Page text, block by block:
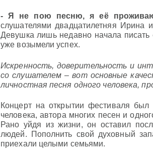
- Я не пою песню, я её
слушателями двадцатилетняя Ирина
Девушка лишь недавно начала
уже возымели успех.
Искренность, доверительность и
со слушателем – вот основные
личностная песня одного человека,
Концерт на открытии фестиваля
человека, автора многих песен и
Рано уйдя из жизни, он оставил
людей. Пополнить свой духовный
приехали целыми семьями.